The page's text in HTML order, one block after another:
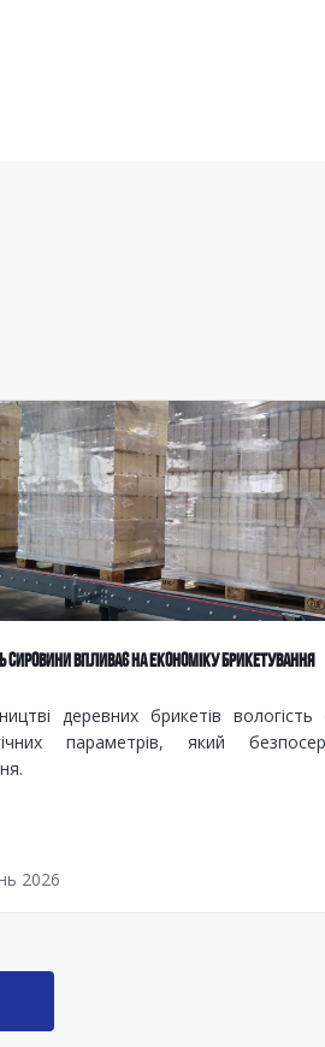
СИРОВИНИ ВПЛИВАЄ НА ЕКОНОМІКУ БРИКЕТУВАННЯ
деревних брикетів
параметрів, який
2026